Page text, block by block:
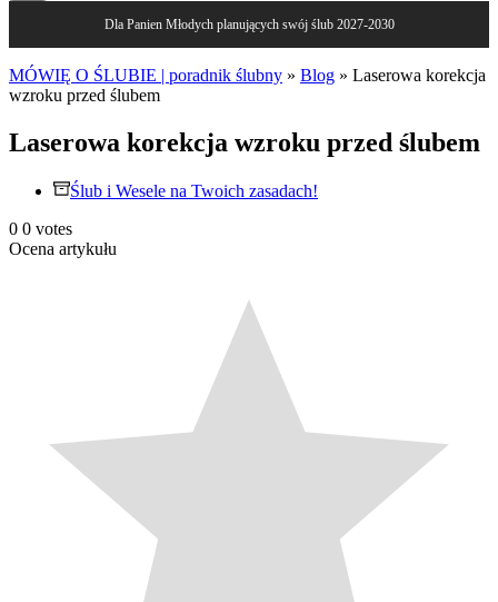
Dla Panien Młodych planujących swój ślub 2027-2030
MÓWIĘ O ŚLUBIE | poradnik ślubny » Blog » Laserowa korekcja
wzroku przed ślubem
Laserowa korekcja wzroku przed ślubem
Ślub i Wesele na Twoich zasadach!
0 0 votes
Ocena artykułu